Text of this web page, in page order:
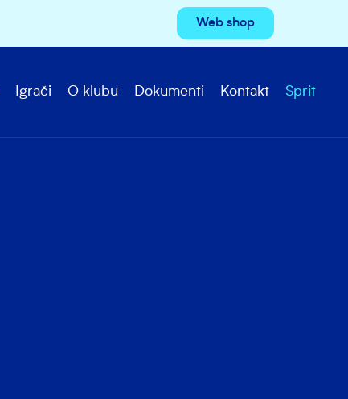
Web shop
Igrači O klubu Dokumenti Kontakt Sprit